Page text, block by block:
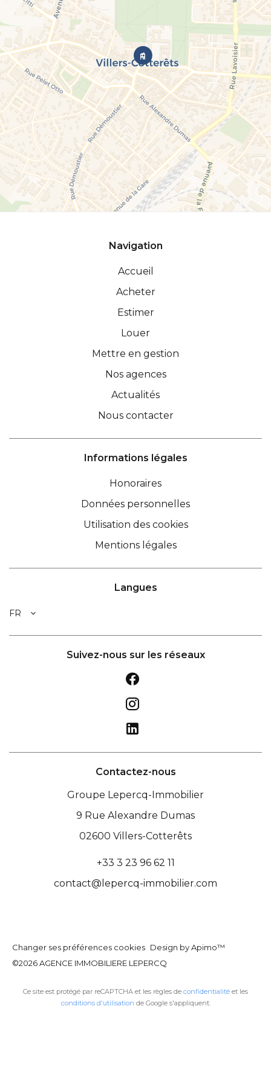
Navigation
Accueil
Acheter
Estimer
Louer
Mettre en gestion
Nos agences
Actualités
Nous contacter
Informations légales
Honoraires
Données personnelles
Utilisation des cookies
Mentions légales
Langues
FR
Suivez-nous sur les réseaux
Contactez-nous
Groupe Lepercq-Immobilier
9 Rue Alexandre Dumas
02600 Villers-Cotterêts
+33 3 23 96 62 11
contact@lepercq-immobilier.com
Changer ses préférences cookies Design byApimo™
©2026 AGENCE IMMOBILIERE LEPERCQ
Ce site est protégé par reCAPTCHA et les règles de confidentialité et les
conditions d'utilisation de Google s'appliquent.